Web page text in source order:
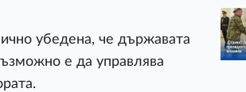
убедена, че държавата
е да управлява